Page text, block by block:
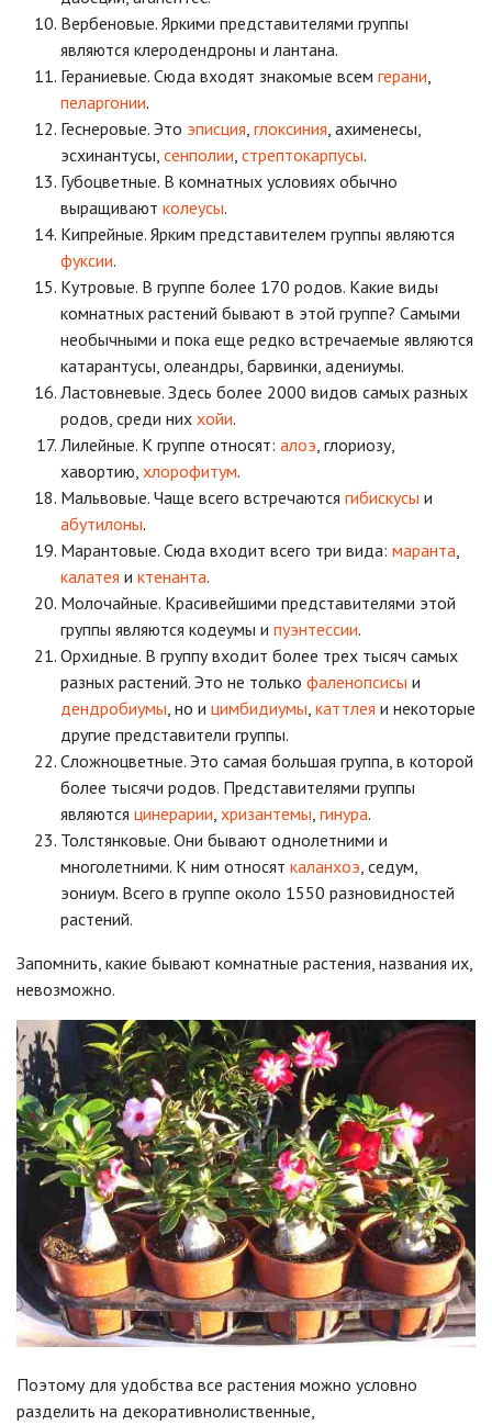
Вербеновые. Яркими представителями группы
являются клеродендроны и лантана.
Гераниевые. Сюда входят знакомые всем герани
пеларгонии.
Геснеровые. Это эписция глоксиния , ахименесы,
эсхинантусы, сенполии стрептокарпусы.
Губоцветные. В комнатных условиях обычно
выращивают колеусы.
Кипрейные. Ярким представителем группы являются
фуксии.
Кутровые. В группе более 170 родов. Какие виды
комнатных растений бывают в этой группе? Самыми
необычными и пока еще редко встречаемые являются
катарантусы, олеандры, барвинки, адениумы.
Ластовневые. Здесь более 2000 видов самых разных
родов, среди них хойи.
Лилейные. К группе относят: алоэ , глориозу,
хавортию, хлорофитум.
Мальвовые. Чаще всего встречаются гибискусы и
абутилоны.
Марантовые. Сюда входит всего три вида: маранта
калатея и ктенанта.
Молочайные. Красивейшими представителями этой
группы являются кодеумы и пуэнтессии.
Орхидные. В группу входит более трех тысяч самых
разных растений. Это не только фаленопсисы и
дендробиумы , но и цимбидиумы каттлея и некоторые
другие представители группы.
Сложноцветные. Это самая большая группа, в которой
более тысячи родов. Представителями группы
являются цинерарии хризантемы гинура.
Толстянковые. Они бывают однолетними и
многолетними. К ним относят каланхоэ , седум,
эониум. Всего в группе около 1550 разновидностей
растений.
Запомнить, какие бывают комнатные растения, названия их,
невозможно.
Поэтому для удобства все растения можно условно
разделить на декоративнолиственные,